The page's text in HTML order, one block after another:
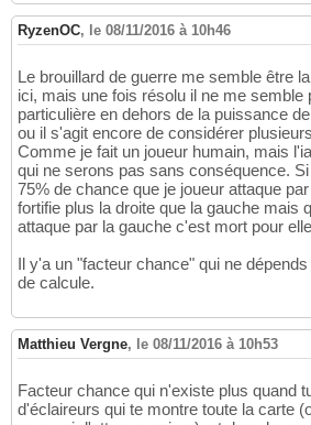
RyzenOC, le 08/11/2016 à 10h46
Le brouillard de guerre me semble être
ici, mais une fois résolu il ne me semble
particulière en dehors de la puissance
ou il s'agit encore de considérer
Comme je fait un joueur humain, mais
qui ne serons pas sans conséquence.
75% de chance que je joueur attaque
fortifie plus la droite que la gauche mais
attaque par la gauche c'est mort pour
Il y'a un "facteur chance" qui ne
de calcule.
Matthieu Vergne, le 08/11/2016 à 10h53
Facteur chance qui n'existe plus quand
d'éclaireurs qui te montre toute la carte